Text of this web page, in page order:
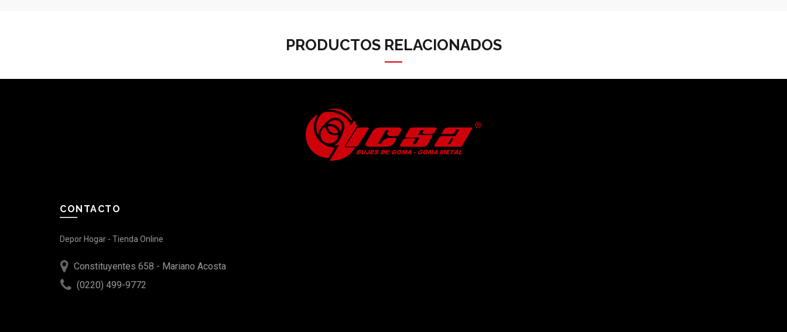
PRODUCTOS RELACIONADOS
CONTACTO
Depor Hogar - Tienda Online
Constituyentes 658 - Mariano Acosta
(0220) 499-9772